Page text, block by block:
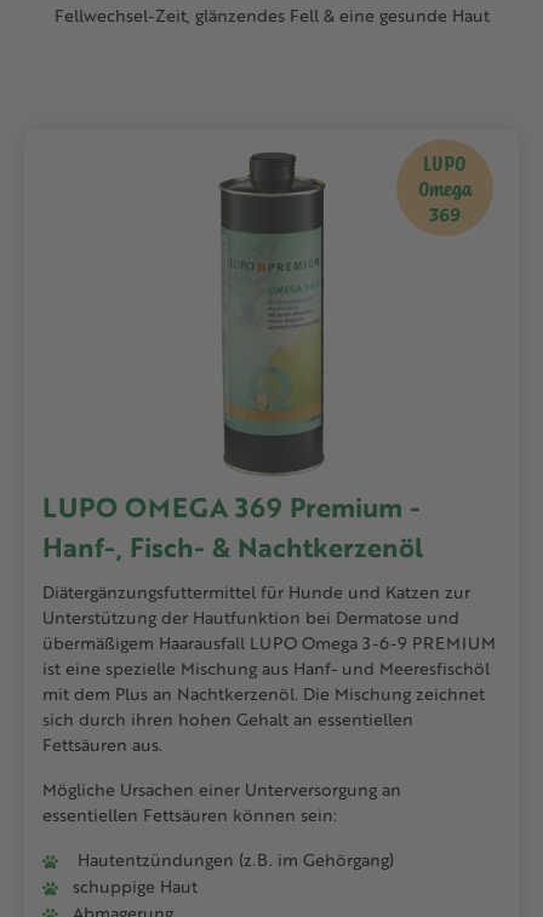
Fellwechsel-Zeit, glänzendes Fell & eine gesunde Haut
LUPO
Omega
369
LUPO OMEGA 369 Premium -
Hanf-, Fisch- & Nachtkerzenöl
Diätergänzungsfuttermittel für Hunde und Katzen zur
Unterstützung der Hautfunktion bei Dermatose und
übermäßigem Haarausfall LUPO Omega 3-6-9 PREMIUM
ist eine spezielle Mischung aus Hanf- und Meeresfischöl
mit dem Plus an Nachtkerzenöl. Die Mischung zeichnet
sich durch ihren hohen Gehalt an essentiellen
Fettsäuren aus.
Mögliche Ursachen einer Unterversorgung an
essentiellen Fettsäuren können sein:
Hautentzündungen (z.B. im Gehörgang)
schuppige Haut
Abmagerung